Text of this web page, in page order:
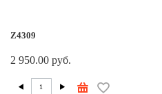
Z4309
2 950.00 руб.